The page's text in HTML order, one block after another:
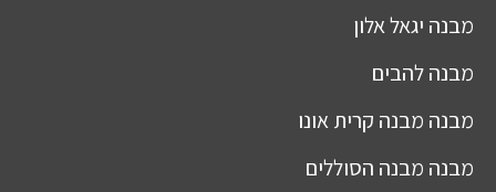
מבנה יגאל אלון
מבנהלהבים
מבנה מבנה קרית אונו
מבנה מבנה הסוללים